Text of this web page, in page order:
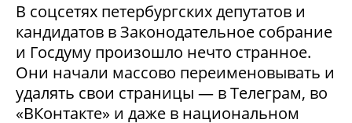
В соцсетях петербургских депутатов и
кандидатов в Законодательное собрание
и Госдуму произошло нечто странное.
Они начали массово переименовывать и
удалять свои страницы — в Телеграм, во
«ВКонтакте» и даже в национальном